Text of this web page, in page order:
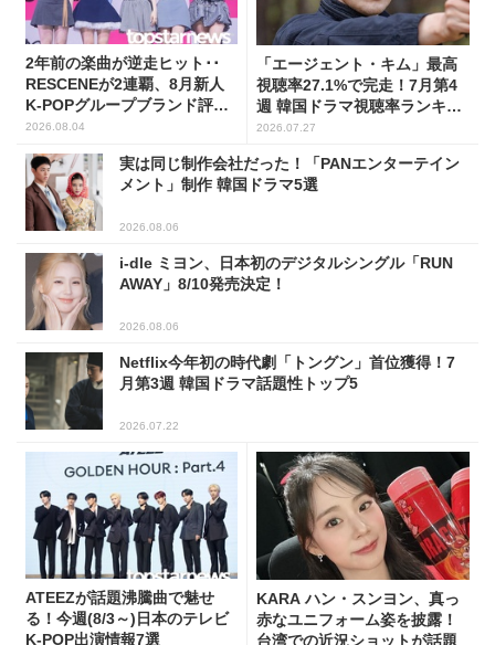
2年前の楽曲が逆走ヒット･･
RESCENEが2連覇、8月新人
K-POPグループブランド評判
トップ5
2026.08.04
「エージェント・キム」最高
視聴率27.1%で完走！7月第4
週 韓国ドラマ視聴率ランキン
グ
2026.07.27
実は同じ制作会社だった！「PANエンターテイン
メント」制作 韓国ドラマ5選
2026.08.06
i-dle ミヨン、日本初のデジタルシングル「RUN
AWAY」8/10発売決定！
2026.08.06
Netflix今年初の時代劇「トングン」首位獲得！7
月第3週 韓国ドラマ話題性トップ5
2026.07.22
ATEEZが話題沸騰曲で魅せ
る！今週(8/3～)日本のテレビ
K-POP出演情報7選
KARA ハン・スンヨン、真っ
赤なユニフォーム姿を披露！
台湾での近況ショットが話題